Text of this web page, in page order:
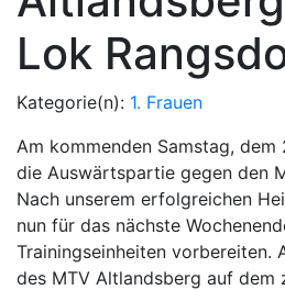
Lok
Kategorie(n): 1. Frauen
Am kommenden Samstag, dem
die Auswärtspartie gegen den
Nach unserem erfolgreichen
nun für das nächste
Trainingseinheiten vorbereiten.
des MTV Altlandsberg auf dem